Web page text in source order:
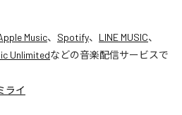
Music、 Spotify、 LINE MUSIC、
Unlimitedなどの音楽配信サービスで
ライ